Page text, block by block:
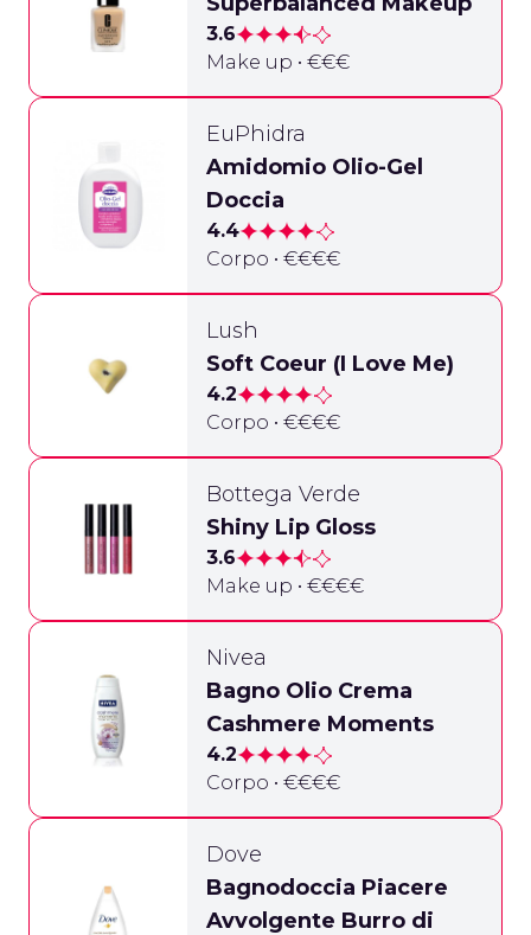
3.6
Make up • €€€
EuPhidra
Amidomio Olio-Gel
Doccia
4.4
Corpo • €€€€
Lush
Soft Coeur (I Love Me)
4.2
Corpo • €€€€
Bottega Verde
Shiny Lip Gloss
3.6
Make up • €€€€
Nivea
Bagno Olio Crema
Cashmere Moments
4.2
Corpo • €€€€
Dove
Bagnodoccia Piacere
Avvolgente Burro di